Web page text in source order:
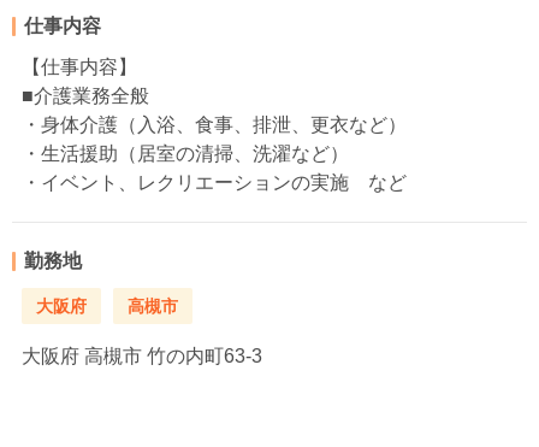
仕事内容
【仕事内容】
■介護業務全般
・身体介護（入浴、食事、排泄、更衣など）
・生活援助（居室の清掃、洗濯など）
・イベント、レクリエーションの実施 など
勤務地
大阪府 高槻市
大阪府 高槻市 竹の内町63-3